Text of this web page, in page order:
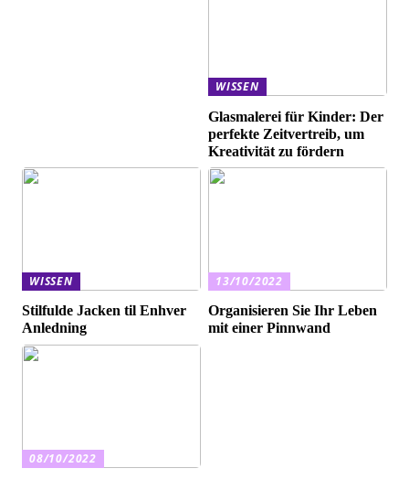
WISSEN
Glasmalerei für Kinder: Der
perfekte Zeitvertreib, um
Kreativität zu fördern
WISSEN
Stilfulde Jacken til Enhver
Anledning
13/10/2022
Organisieren Sie Ihr Leben
mit einer Pinnwand
08/10/2022